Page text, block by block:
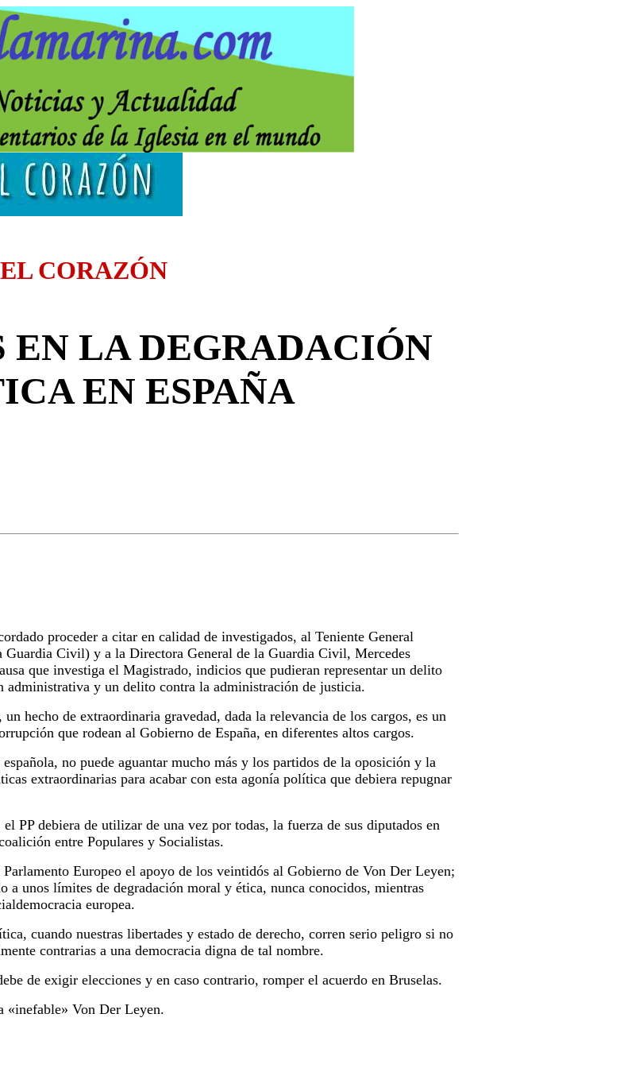
CORAZÓN
EN LA DEGRADACIÓN
EN ESPAÑA
proceder a citar en calidad de investigados, al Teniente General
Civil) y a la Directora General de la Guardia Civil, Mercedes
que investiga el Magistrado, indicios que pudieran representar un delito
administrativa y un delito contra la administración de justicia.
hecho de extraordinaria gravedad, dada la relevancia de los cargos, es un
que rodean al Gobierno de España, en diferentes altos cargos.
no puede aguantar mucho más y los partidos de la oposición y la
extraordinarias para acabar con esta agonía política que debiera repugnar
PP debiera de utilizar de una vez por todas, la fuerza de sus diputados en
entre Populares y Socialistas.
Europeo el apoyo de los veintidós al Gobierno de Von Der Leyen;
a unos límites de degradación moral y ética, nunca conocidos, mientras
europea.
cuando nuestras libertades y estado de derecho, corren serio peligro si no
contrarias a una democracia digna de tal nombre.
de exigir elecciones y en caso contrario, romper el acuerdo en Bruselas.
«inefable» Von Der Leyen.